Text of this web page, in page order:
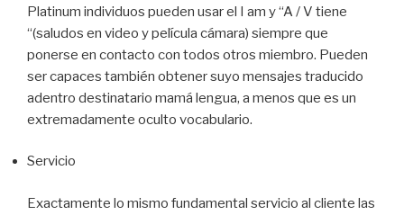
Platinum individuos pueden usar el I am y “A / V tiene
“(saludos en video y película cámara) siempre que
ponerse en contacto con todos otros miembro. Pueden
ser capaces también obtener suyo mensajes traducido
adentro destinatario mamá lengua, a menos que es un
extremadamente oculto vocabulario.
Servicio
Exactamente lo mismo fundamental servicio al cliente las